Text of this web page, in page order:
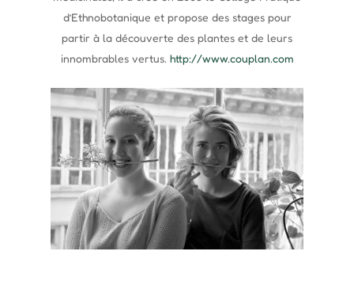
d’Ethnobotanique et propose des stages pour
partir à la découverte des plantes et de leurs
innombrables vertus. http://www.couplan.com